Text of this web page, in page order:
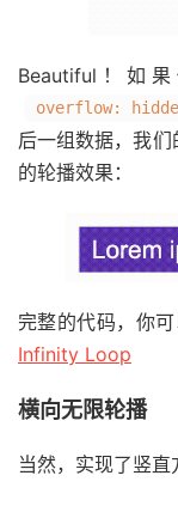
Beautiful！如
overflow:
后一组数据，我
的轮播效果：
完整的代码，你可
Infinity Loop
横向无限轮播
当然，实现了竖直